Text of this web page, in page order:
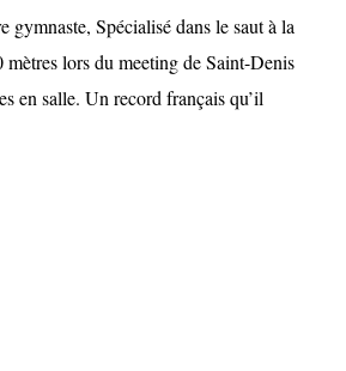
gymnaste, Spécialisé dans le saut à la
lors du meeting de Saint-Denis
en salle. Un record français qu’il